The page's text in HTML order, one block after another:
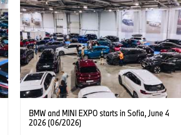
BMW and MINI EXPO starts in Sofia, June 4
2026 (06/2026)